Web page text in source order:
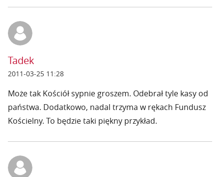
Tadek
2011-03-25 11:28
Może tak Kościół sypnie groszem. Odebrał tyle kasy od
państwa. Dodatkowo, nadal trzyma w rękach Fundusz
Kościelny. To będzie taki piękny przykład.